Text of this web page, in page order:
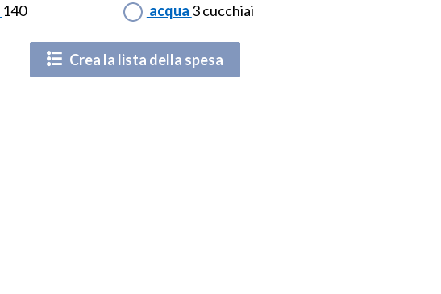
140 acqua 3 cucchiai
Crea la lista della spesa